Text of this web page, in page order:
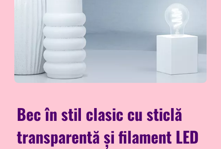
Bec în stil clasic cu sticlă
transparentă și filament LED